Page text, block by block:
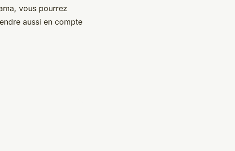
vous pourrez
aussi en compte